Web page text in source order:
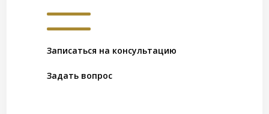
Записаться на консультацию
Задать вопрос